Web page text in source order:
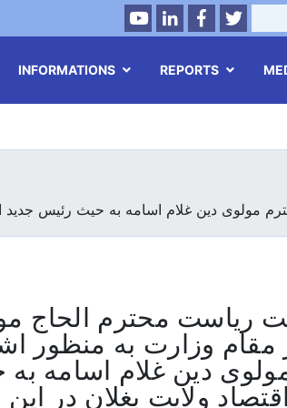
YoutubeLinkedInFacebook
Twitter
Search
INFORMATIONS REPORTS
ریاست محترم الحاج
مقام وزارت به منظور
دین غلام اسامه به